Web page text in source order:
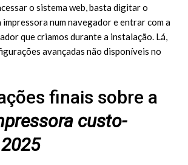
o sistema web, basta digitar o
impressora num navegador e entrar com a
que criamos durante a instalação. Lá,
avançadas não disponíveis no
finais sobre a
custo-